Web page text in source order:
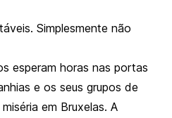
Simplesmente não
esperam horas nas portas
e os seus grupos de
em Bruxelas. A